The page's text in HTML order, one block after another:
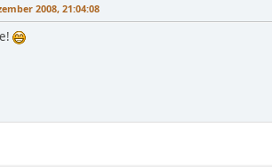
2008, 21:04:08